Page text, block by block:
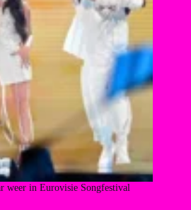
weer in Eurovisie Songfestival